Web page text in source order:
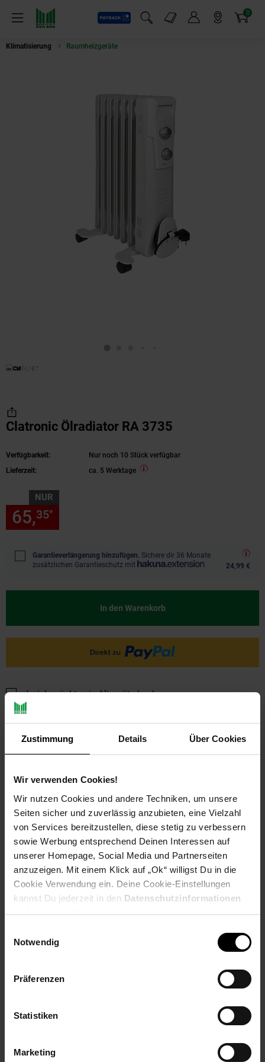
Zustimmung Details Über Cookies
Wir verwenden Cookies!
Wir nutzen Cookies und andere Techniken, um unsere
Seiten sicher und zuverlässig anzubieten, eine Vielzahl
von Services bereitzustellen, diese stetig zu verbessern
sowie Werbung entsprechend Deinen Interessen auf
unserer Homepage, Social Media und Partnerseiten
anzuzeigen. Mit einem Klick auf „Ok“ willigst Du in die
Cookie Verwendung ein. Deine Cookie-Einstellungen
kannst Du jederzeit in den Datenschutzinformationen
ändern bzw. widerrufen.
Notwendig
Präferenzen
Statistiken
Marketing
Menü
Payback
Suchfeld einblenden
Markt-Angebote 0
Artikel
Klimatisierung Raumheizgeräte
Clatronic Ölradiator RA 3735
Verfügbarkeit:
Nur noch 10 Stück verfügbar
Lieferzeit:
ca. 5 Werktage
NUR
65,35*
Garantieverlängerung hinzufügen. Sichere dir 36 Monate
zusätzlichen Garantieschutz mit
24,99 €
In den Warenkorb
Ja, ich möchte ein Altgerät abgeben.
PAYBACK
Payback Punkte Basis°Punkte:
32
Extra°Punkte:
0
Produktbeschreibung
Der praktische 7 Rippen-Ölradiator RA 3735 von Clatronic
sorgt für angenehme Wärme in Ihren eigenen vier Wänden.
Heizung auch in Gartenhäusern, Garagen oder Wintergärten
nutzen. Dank einer besonders schmalen Bauweise ist das
Leistung von 1500 Watt schnell und effizient im Raum verteilt.
Zusätzlich punktet der RA 3735 mit einem integrierten